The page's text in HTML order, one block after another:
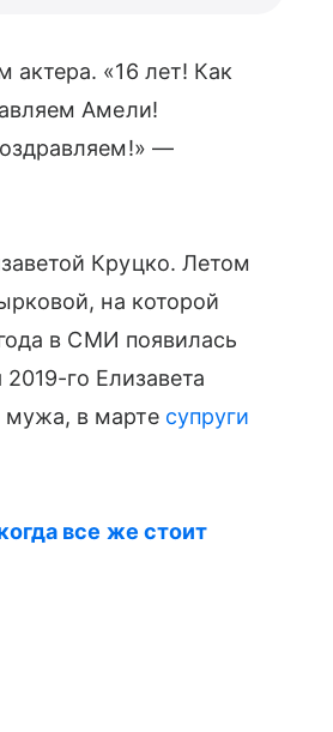
актера. «16 лет! Как
Амели!
—
Круцко. Летом
на которой
в СМИ появилась
го Елизавета
в марте супруги
все же стоит